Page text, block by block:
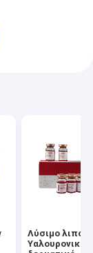
Λύσιμο
Υαλουρονικό